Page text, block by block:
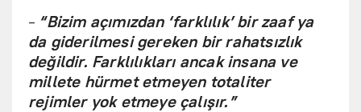
- “Bizim açımızdan ‘farklılık’ bir zaaf ya
da giderilmesi gereken bir rahatsızlık
değildir. Farklılıkları ancak insana ve
millete hürmet etmeyen totaliter
rejimler yok etmeye çalışır.”